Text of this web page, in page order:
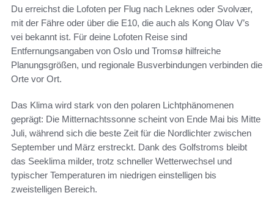
Du erreichst die Lofoten per Flug nach Leknes oder Svolvær,
mit der Fähre oder über die E10, die auch als Kong Olav V’s
vei bekannt ist. Für deine Lofoten Reise sind
Entfernungsangaben von Oslo und Tromsø hilfreiche
Planungsgrößen, und regionale Busverbindungen verbinden die
Orte vor Ort.
Das Klima wird stark von den polaren Lichtphänomenen
geprägt: Die Mitternachtssonne scheint von Ende Mai bis Mitte
Juli, während sich die beste Zeit für die Nordlichter zwischen
September und März erstreckt. Dank des Golfstroms bleibt
das Seeklima milder, trotz schneller Wetterwechsel und
typischer Temperaturen im niedrigen einstelligen bis
zweistelligen Bereich.